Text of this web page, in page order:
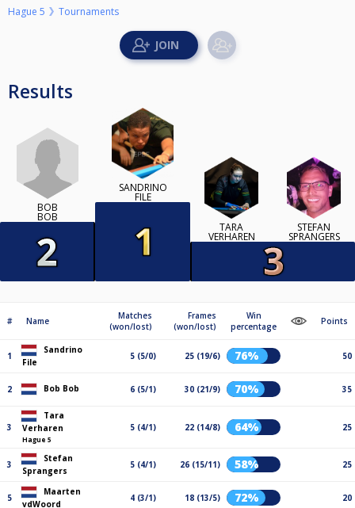
Hague 5 Tournaments
Results
BOB
BOB
SANDRINO
FILE
TARA
VERHAREN
STEFAN
SPRANGERS
# Name
Matches
(won/lost)
Frames
(won/lost)
Win
percentage
Points
1
Sandrino
File
5 (5/0) 25 (19/6) 76% 50
2 Bob Bob 6 (5/1) 30 (21/9) 70% 35
3
Tara
Verharen
Hague 5
5 (4/1) 22 (14/8) 64% 25
3
Stefan
Sprangers
5 (4/1) 26 (15/11) 58% 25
5
Maarten
vdWoord
4 (3/1) 18 (13/5) 72% 20